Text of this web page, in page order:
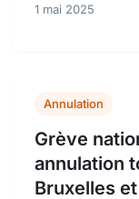
1 mai 2025
Annulation
Grève
annulation
Bruxelles